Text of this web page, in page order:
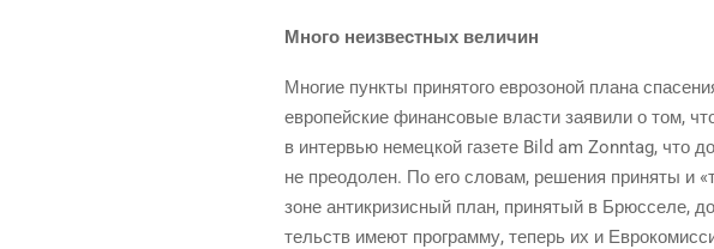
Мно­го неиз­вест­ных величин
Мно­гие пунк­ты при­ня­то­го евро­зо­ной пла­на
евро­пей­ские финан­со­вые вла­сти заяви­ли о том,
в интер­вью немец­кой газе­те Bild am Zonntag, что
не пре­одо­лен. По его сло­вам, реше­ния при­ня­ты и
зоне анти­кри­зис­ный план, при­ня­тый в Брюс­се­ле,
тельств име­ют про­грам­му, теперь их и